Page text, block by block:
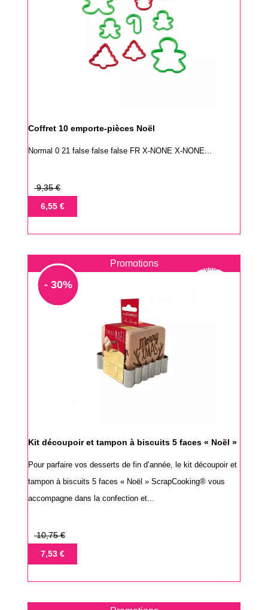
Coffret 10 emporte-pièces Noël
Normal 0 21 false false false FR X-NONE X-NONE...
Prix
base
9,35 €
Prix6,55 €
Rupture
Promotions
- 30%
Kit découpoir et tampon à biscuits 5 faces « Noël »
Pour parfaire vos desserts de fin d’année, le kit découpoir et
tampon à biscuits 5 faces « Noël » ScrapCooking® vous
accompagne dans la confection et...
Prix
base
10,75 €
Prix7,53 €